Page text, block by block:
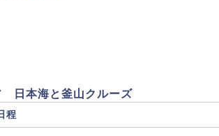
日本海と釜山クルーズ
程